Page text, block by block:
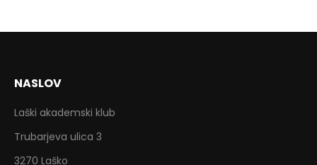
NASLOV
Laški akademski klub
Trubarjeva ulica 3
3270 Laško